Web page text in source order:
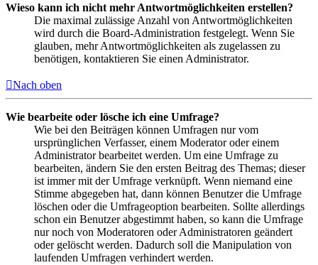
Wieso kann ich nicht mehr Antwortmöglichkeiten erstellen?
Die maximal zulässige Anzahl von Antwortmöglichkeiten
wird durch die Board-Administration festgelegt. Wenn Sie
glauben, mehr Antwortmöglichkeiten als zugelassen zu
benötigen, kontaktieren Sie einen Administrator.
Nach oben
Wie bearbeite oder lösche ich eine Umfrage?
Wie bei den Beiträgen können Umfragen nur vom
ursprünglichen Verfasser, einem Moderator oder einem
Administrator bearbeitet werden. Um eine Umfrage zu
bearbeiten, ändern Sie den ersten Beitrag des Themas; dieser
ist immer mit der Umfrage verknüpft. Wenn niemand eine
Stimme abgegeben hat, dann können Benutzer die Umfrage
löschen oder die Umfrageoption bearbeiten. Sollte allerdings
schon ein Benutzer abgestimmt haben, so kann die Umfrage
nur noch von Moderatoren oder Administratoren geändert
oder gelöscht werden. Dadurch soll die Manipulation von
laufenden Umfragen verhindert werden.